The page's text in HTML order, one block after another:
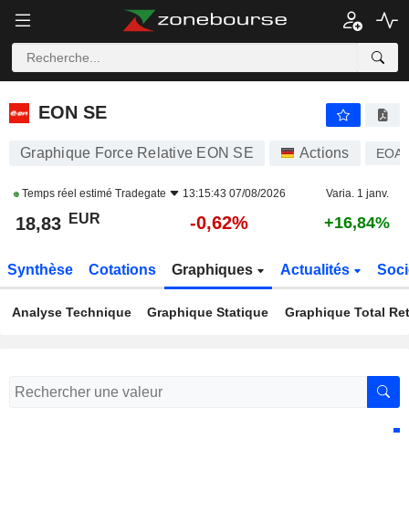
EON SE
EON SE
Graphique Force Relative EON SE Actions
Temps réel estimé Tradegate 13:15:43 07/08/2026 Varia. 1 janv.
18,83 EUR -0,62% +16,84%
Synthèse Cotations Graphiques Actualités
Analyse Technique Graphique Statique Graphique Total